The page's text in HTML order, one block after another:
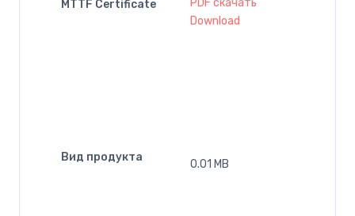
MTTF Certificate
Вид продукта
Download
0.01 MB